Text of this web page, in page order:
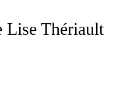
Lise Thériault